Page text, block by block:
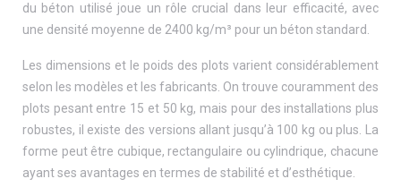
du béton utilisé joue un rôle crucial dans leur efficacité, avec
une densité moyenne de 2400 kg/m³ pour un béton standard.
Les dimensions et le poids des plots varient considérablement
selon les modèles et les fabricants. On trouve couramment des
plots pesant entre 15 et 50 kg, mais pour des installations plus
robustes, il existe des versions allant jusqu’à 100 kg ou plus. La
forme peut être cubique, rectangulaire ou cylindrique, chacune
ayant ses avantages en termes de stabilité et d’esthétique.